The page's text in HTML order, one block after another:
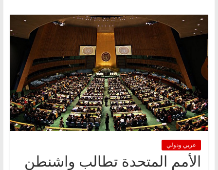
عربي ودولي
الأمم المتحدة تطالب واشنطن